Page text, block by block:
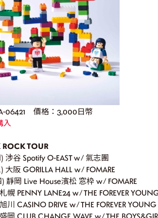
06421 價格：3,000日幣
入
ROCK TOUR
涉谷 Spotify O-EAST w/ 氣志團
大阪 GORILLA HALL w/ FOMARE
靜岡 Live House濱松 窓枠 w/ FOMARE
幌 PENNY LANE24 w/ THE FOREVER
川 CASINO DRIVE w/ THE FOREVER YOUNG
岡 CLUB CHANGE WAVE w/ THE